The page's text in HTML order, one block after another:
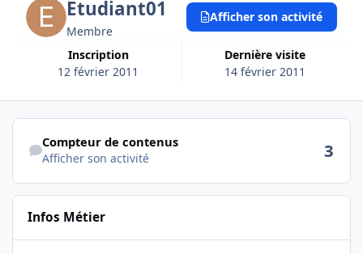
Etudiant01
Membre
Inscription
12 février 2011
Dernière visite
14 février 2011
Afficher son activité
Afficher son activité
Compteur de contenus
Afficher son activité 3
Infos Métier